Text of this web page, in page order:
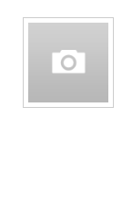
Caras-Severin